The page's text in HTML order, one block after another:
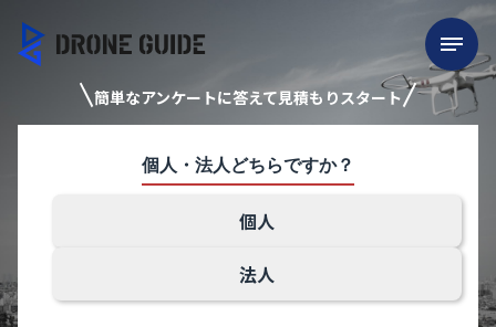
簡単なアンケートに答えて見積もりスタート
個人・法人どちらですか？
個人
法人